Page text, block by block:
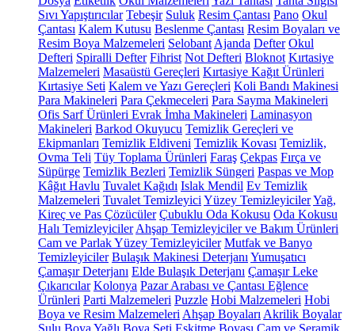
Sıvı Yapıştırıcılar Tebeşir Suluk Resim Çantası Pano Okul
Çantası Kalem Kutusu Beslenme Çantası Resim Boyaları ve
Resim Boya Malzemeleri Selobant Ajanda Defter Okul
Defteri Spiralli Defter Fihrist Not Defteri Bloknot Kırtasiye
Malzemeleri Masaüstü Gereçleri Kırtasiye Kağıt Ürünleri
Kırtasiye Seti Kalem ve Yazı Gereçleri Koli Bandı Makinesi
Para Makineleri Para Çekmeceleri Para Sayma Makineleri
Ofis Sarf Ürünleri Evrak İmha Makineleri Laminasyon
Makineleri Barkod Okuyucu Temizlik Gereçleri ve
Ekipmanları Temizlik Eldiveni Temizlik Kovası Temizlik,
Ovma Teli Tüy Toplama Ürünleri Faraş Çekpas Fırça ve
Süpürge Temizlik Bezleri Temizlik Süngeri Paspas ve Mop
Kâğıt Havlu Tuvalet Kağıdı Islak Mendil Ev Temizlik
Malzemeleri Tuvalet Temizleyici Yüzey TemizleyicilerYağ,
Kireç ve Pas Çözücüler Çubuklu Oda Kokusu Oda Kokusu
Halı Temizleyiciler Ahşap Temizleyiciler ve Bakım Ürünleri
Cam ve Parlak Yüzey Temizleyiciler Mutfak ve Banyo
Temizleyiciler Bulaşık Makinesi Deterjanı Yumuşatıcı
Çamaşır Deterjanı Elde Bulaşık Deterjanı Çamaşır Leke
Çıkarıcılar Kolonya Pazar Arabası ve Çantası Eğlence
Ürünleri Parti Malzemeleri Puzzle Hobi Malzemeleri Hobi
Boya ve Resim Malzemeleri Ahşap Boyaları Akrilik Boyalar
Sulu Boya Yağlı Boya Seti Eskitme Boyası Cam ve Seramik